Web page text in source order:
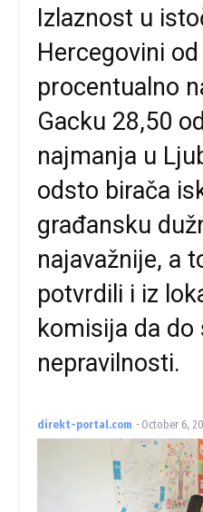
Izlaznost u
Hercegovini
procentualno
Gacku 28,50
najmanja u
odsto birača
građansku
najavažnije, a
potvrdili i iz
komisija da do
nepravilnosti.
direkt-portal.com - October 6,